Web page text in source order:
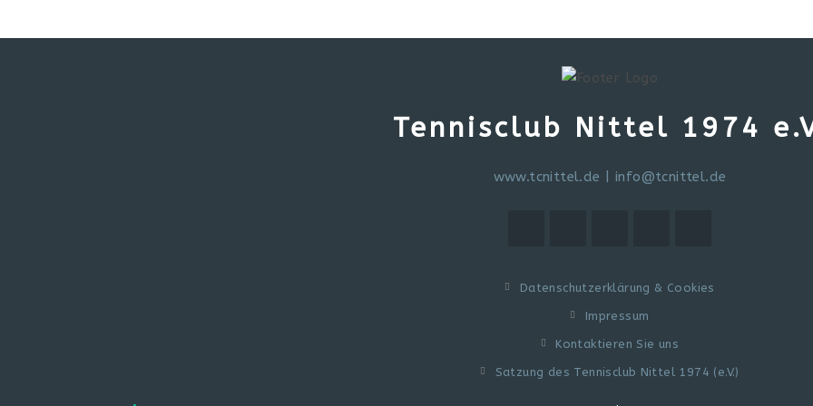
Tennisclub Nittel 1974
www.tcnittel.de info@tcnittel.de
Datenschutzerklärung & Cookies
Impressum
Kontaktieren Sie uns
Satzung des Tennisclub Nittel 1974 (e.V.)